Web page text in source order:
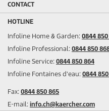
CONTACT
HOTLINE
Infoline Home & Garden: 0844
Infoline Professional: 0844 850
Infoline Service: 0844 850 864
Infoline Fontaines d'eau: 0844
Fax: 0844 850 865
E-mail: info.ch@kaercher.com